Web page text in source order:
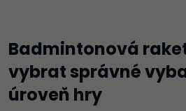
Badmintonová
vybrat správné
úroveň hry